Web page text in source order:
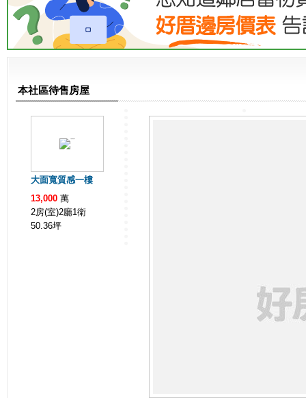
本社區待售房屋
大面寬質感一樓
13,000 萬
2房(室)2廳1衛
50.36坪